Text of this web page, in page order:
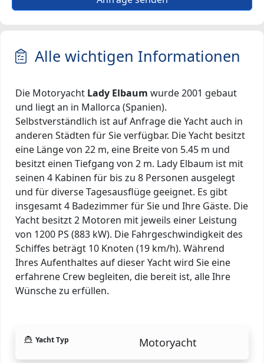
Alle wichtigen Informationen
Die Motoryacht Lady Elbaum wurde 2001 gebaut
und liegt an in Mallorca (Spanien).
Selbstverständlich ist auf Anfrage die Yacht auch in
anderen Städten für Sie verfügbar. Die Yacht besitzt
eine Länge von 22 m, eine Breite von 5.45 m und
besitzt einen Tiefgang von 2 m. Lady Elbaum ist mit
seinen 4 Kabinen für bis zu 8 Personen ausgelegt
und für diverse Tagesausflüge geeignet. Es gibt
insgesamt 4 Badezimmer für Sie und Ihre Gäste. Die
Yacht besitzt 2 Motoren mit jeweils einer Leistung
von 1200 PS (883 kW). Die Fahrgeschwindigkeit des
Schiffes beträgt 10 Knoten (19 km/h). Während
Ihres Aufenthaltes auf dieser Yacht wird Sie eine
erfahrene Crew begleiten, die bereit ist, alle Ihre
Wünsche zu erfüllen.
Yacht Typ Motoryacht